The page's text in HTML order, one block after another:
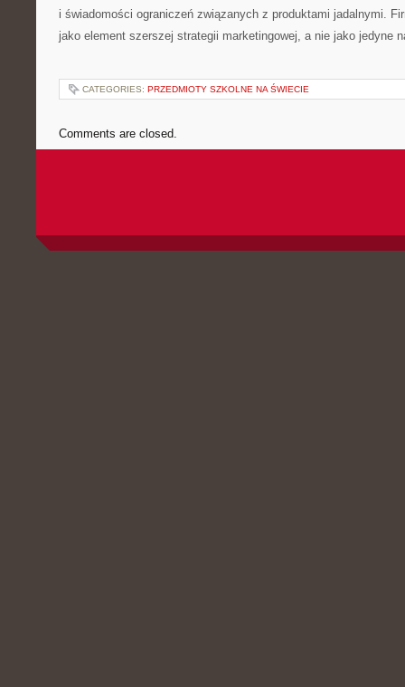
i świadomości ograniczeń związanych z produktami jadalnymi.
jako element szerszej strategii marketingowej, a nie jako jedyne
CATEGORIES: PRZEDMIOTY SZKOLNE NA ŚWIECIE
Comments are closed.